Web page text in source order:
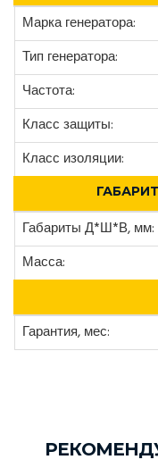
Марка генератора:
Тип генератора:
Частота:
Класс защиты:
Класс изоляции:
Габариты Д*Ш*В, мм:
Масса:
Гарантия, мес: